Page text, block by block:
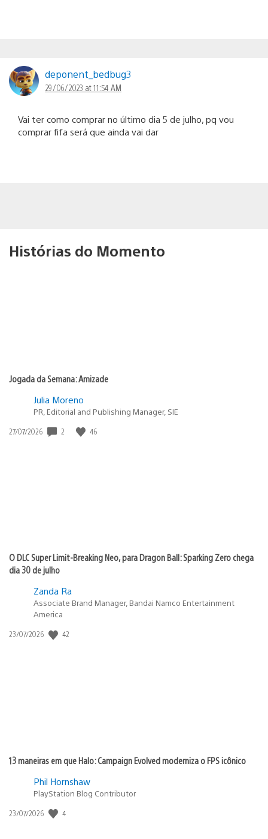
deponent_bedbug3
29/06/2023 at 11:54 AM
Vai ter como comprar no último dia 5 de julho, pq vou
comprar fifa será que ainda vai dar
Histórias do Momento
Jogada da Semana: Amizade
Julia Moreno
PR, Editorial and Publishing Manager, SIE
Data
27/07/2026 2 46
O DLC Super Limit-Breaking Neo, para Dragon Ball: Sparking Zero chega
dia 30 de julho
Zanda Ra
Associate Brand Manager, Bandai Namco Entertainment
America
Data
23/07/2026 42
13 maneiras em que Halo: Campaign Evolved moderniza o FPS icônico
Phil Hornshaw
PlayStation Blog Contributor
Data
23/07/2026 4